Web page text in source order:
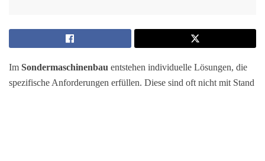
Im Sondermaschinenbau entstehen individuelle Lösungen, die
spezifische Anforderungen erfüllen. Diese sind oft nicht mit Stand